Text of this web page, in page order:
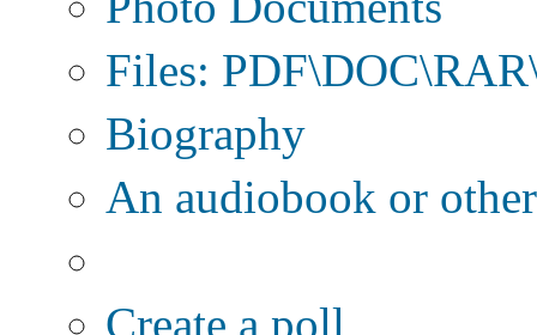
Files:
Biography
An audiobook or
Create a poll